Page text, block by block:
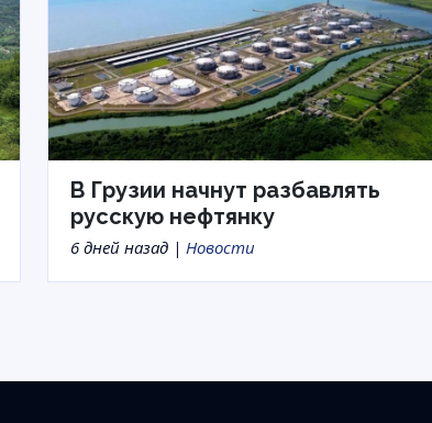
В Грузии начнут разбавлять
русскую нефтянку
6 дней назад | Новости